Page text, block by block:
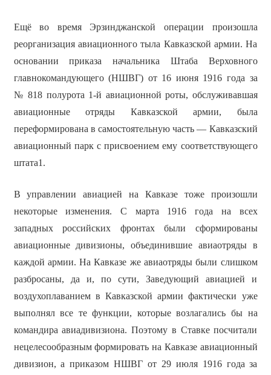
Ещё во время Эрзинджанской операции произошла
реорганизация авиационного тыла Кавказской армии. На
основании приказа начальника Штаба Верховного
главнокомандующего (НШВГ) от 16 июня 1916 года за
№ 818 полурота 1-й авиационной роты, обслуживавшая
авиационные отряды Кавказской армии, была
переформирована в самостоятельную часть — Кавказский
авиационный парк с присвоением ему соответствующего
штата1.
В управлении авиацией на Кавказе тоже произошли
некоторые изменения. С марта 1916 года на всех
западных российских фронтах были сформированы
авиационные дивизионы, объединившие авиаотряды в
каждой армии. На Кавказе же авиаотряды были слишком
разбросаны, да и, по сути, Заведующий авиацией и
воздухоплаванием в Кавказской армии фактически уже
выполнял все те функции, которые возлагались бы на
командира авиадивизиона. Поэтому в Ставке посчитали
нецелесообразным формировать на Кавказе авиационный
дивизион, а приказом НШВГ от 29 июля 1916 года за